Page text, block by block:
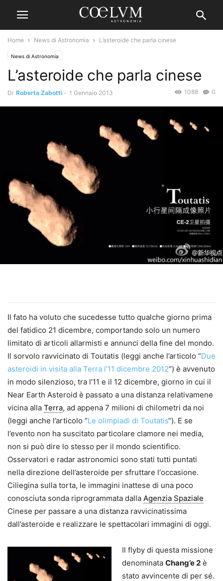
Home News di Astronomia L’asteroide che parla cinese
News di Astronomia
L’asteroide che parla cinese
Di Roberta Zabotti - 1 Gennaio 2013 0
1088
Il fato ha voluto che sucedesse tutto qualche giorno prima
del fatidico 21 dicembre, comportando solo un numero
limitato di articoli allarmisti e annunci della fine del mondo.
Il sorvolo ravvicinato di Toutatis (leggi anche l’articolo “Due
asteroidi in visita alla Terra l’11 dicembre 2012“) è avvenuto
in modo silenzioso, tra l’11 e il 12 dicembre, giorno in cui il
Near Earth Asteroid è passato a una distanza relativamene
vicina alla Terra, ad appena 7 milioni di chilometri da noi
(leggi anche l’articolo “Le olimpiadi di Toutatis“). E se
l’evento non ha suscitato particolare clamore nei media,
non si può dire lo stesso per il mondo scientifico.
Osservatori e radar astronomici sono stati tutti puntati
nella direzione dell’asteroide per sfruttare l‘occasione.
Ciliegina sulla torta, le immagini inattese di una poco
conosciuta sonda riprogrammata dalla Agenzia Spaziale
Cinese per passare a una distanza ravvicinatissima
dall’asteroide e realizzare le spettacolari immagini di oggi.
Il flyby di questa missione
denominata Chang’e 2 è
stato avvincente di per sé.